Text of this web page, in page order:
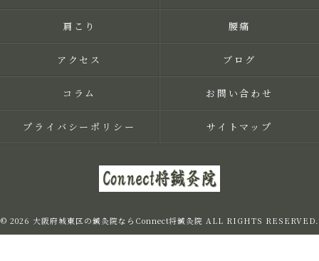
肩こり 腰痛
アクセス ブログ
コラム お問い合わせ
プライバシーポリシー サイトマップ
© 2026 大阪府城東区の鍼灸院ならConnect将鍼灸院 ALL RIGHTS RESERVED.